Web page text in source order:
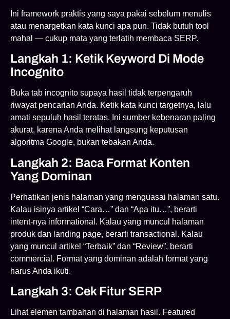
Ini framework praktis yang saya pakai sebelum menulis
atau menargetkan kata kunci apa pun. Tidak butuh tool
mahal — cukup mata yang terlatih membaca SERP.
Langkah 1: Ketik Keyword Di Mode
Incognito
Buka tab incognito supaya hasil tidak terpengaruh
riwayat pencarian Anda. Ketik kata kunci targetnya, lalu
amati sepuluh hasil teratas. Ini sumber kebenaran paling
akurat, karena Anda melihat langsung keputusan
algoritma Google, bukan tebakan Anda.
Langkah 2: Baca Format Konten
Yang Dominan
Perhatikan jenis halaman yang menguasai halaman satu.
Kalau isinya artikel “Cara…” dan “Apa itu…”, berarti
intent-nya informational. Kalau yang muncul halaman
produk dan landing page, berarti transactional. Kalau
yang muncul artikel “Terbaik” dan “Review”, berarti
commercial. Format yang dominan adalah format yang
harus Anda ikuti.
Langkah 3: Cek Fitur SERP
Lihat elemen tambahan di halaman hasil. Featured